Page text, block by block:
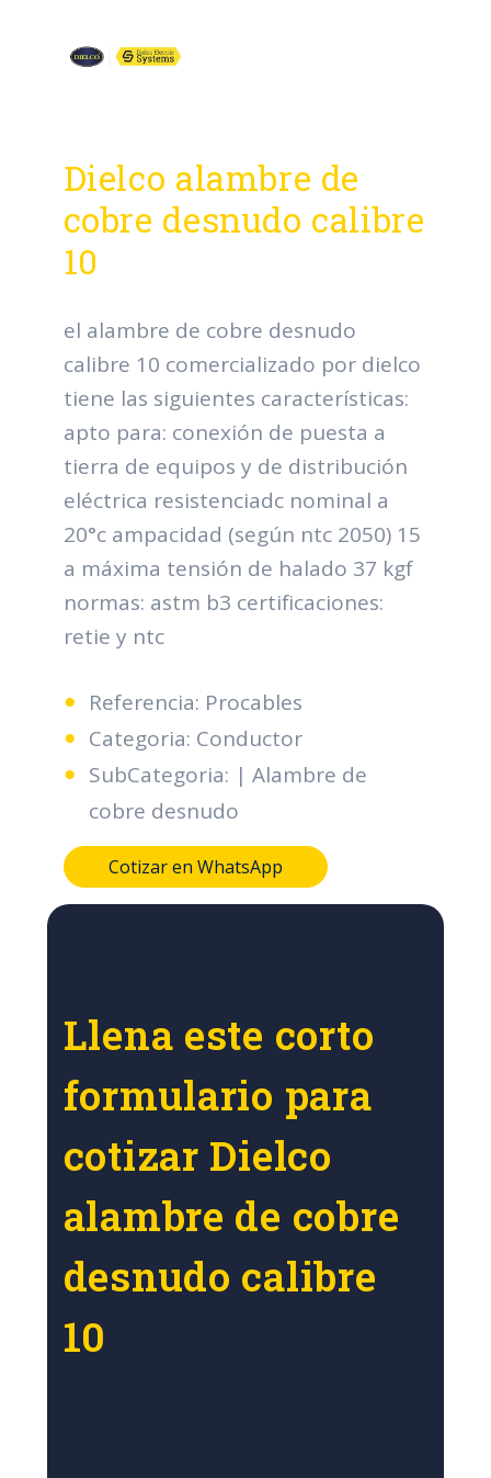
Dielco alambre de
cobre desnudo calibre
10
el alambre de cobre desnudo
calibre 10 comercializado por dielco
tiene las siguientes características:
apto para: conexión de puesta a
tierra de equipos y de distribución
eléctrica resistenciadc nominal a
20°c ampacidad (según ntc 2050) 15
a máxima tensión de halado 37 kgf
normas: astm b3 certificaciones:
retie y ntc
Referencia: Procables
Categoria: Conductor
SubCategoria: | Alambre de
cobre desnudo
Cotizar en WhatsApp
Llena este corto
formulario para
cotizar Dielco
alambre de cobre
desnudo calibre
10